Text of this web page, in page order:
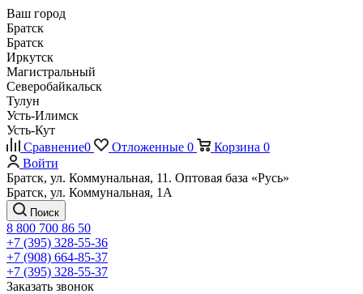
Ваш город
Братск
Братск
Иркутск
Магистральный
Северобайкальск
Тулун
Усть-Илимск
Усть-Кут
Сравнение0 Отложенные 0 Корзина 0
Войти
Братск, ул. Коммунальная, 11. Оптовая база «Русь»
Братск, ул. Коммунальная, 1А
Поиск
8 800 700 86 50
+7 (395) 328-55-36
+7 (908) 664-85-37
+7 (395) 328-55-37
Заказать звонок